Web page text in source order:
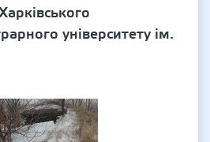
університету ім.